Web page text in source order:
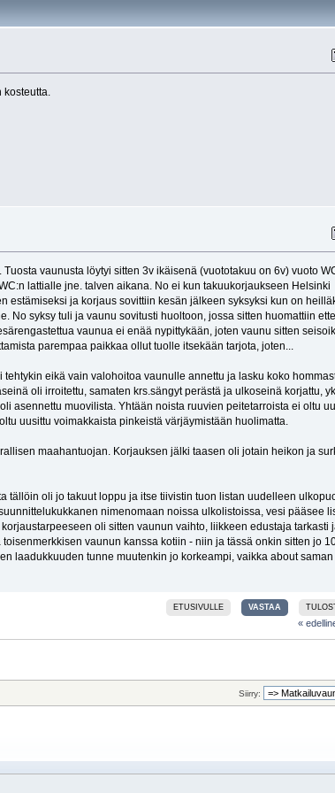
kosteutta.
vaunusta löytyi sitten 3v ikäisenä (vuototakuu on 6v) vuoto
lattialle jne. talven aikana. No ei kun takuukorjaukseen Helsinki
ja korjaus sovittiin kesän jälkeen syksyksi kun on
syksy tuli ja vaunu sovitusti huoltoon, jossa sitten huomattiin
vaunua ei enää nypittykään, joten vaunu sitten
parempaa paikkaa ollut tuolle itsekään tarjota, joten...
eikä vain valohoitoa vaunulle annettu ja lasku koko
oli irroitettu, samaten krs.sängyt perästä ja ulkoseinä korjattu,
asennettu muovilista. Yhtään noista ruuvien peitetarroista ei oltu
uusittu voimakkaista pinkeistä värjäymistään huolimatta.
maahantuojan. Korjauksen jälki taasen oli jotain heikon ja
tällöin oli jo takuut loppu ja itse tiivistin tuon listan uudelleen
nimenomaan noissa ulkolistoissa, vesi pääsee
oli sitten vaunun vaihto, liikkeen edustaja tarkasti
vaunun kanssa kotiin - niin ja tässä onkin sitten jo
laadukkuuden tunne muutenkin jo korkeampi, vaikka about saman
ETUSIVULLE VASTAA
«
Siirry: